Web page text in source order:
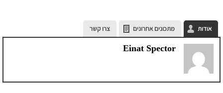
אודות מתכונים אחרונים צרו קשר
Einat Spector